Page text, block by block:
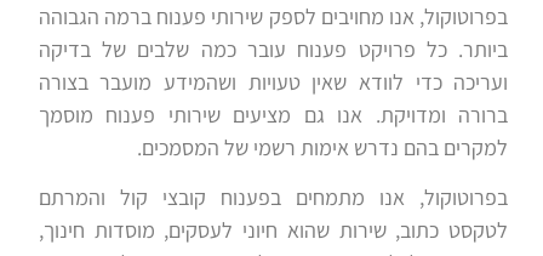
בפרוטוקול, אנו מחויבים לספק שירותי פענוח ברמה הגבוהה
ביותר. כל פרויקט פענוח עובר כמה שלבים של בדיקה
ועריכה כדי לוודא שאין טעויות ושהמידע מועבר בצורה
ברורה ומדויקת. אנו גם מציעים שירותי פענוח מוסמך
למקרים בהם נדרש אימות רשמי של המסמכים.
בפרוטוקול, אנו מתמחים בפענוח קובצי קול והמרתם
לטקסט כתוב, שירות שהוא חיוני לעסקים, מוסדות חינוך,